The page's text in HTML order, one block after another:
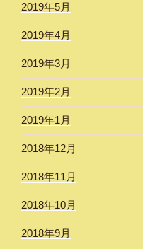
2019年5月
2019年4月
2019年3月
2019年2月
2019年1月
2018年12月
2018年11月
2018年10月
2018年9月